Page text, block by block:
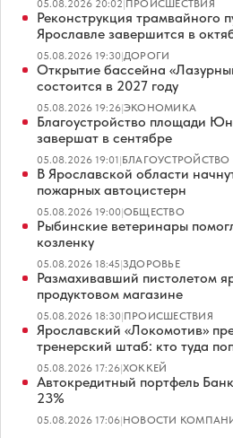
05.08.2026 20:02 ПРОИСШЕСТВИЯ
Реконструкция трамвайного
Ярославле завершится в
05.08.2026 19:30|ДОРОГИ
Открытие бассейна
состоится в 2027 году
05.08.2026 19:26|ЭКОНОМИКА
Благоустройство площади
завершат в сентябре
05.08.2026 19:01|БЛАГОУСТРОЙСТВО
В Ярославской области
пожарных автоцистерн
05.08.2026 19:00|ОБЩЕСТВО
Рыбинские ветеринары
козленку
05.08.2026 18:45|ЗДОРОВЬЕ
Размахивавший пистолетом
продуктовом магазине
05.08.2026 18:30|ПРОИСШЕСТВИЯ
Ярославский «Локомотив»
тренерский штаб: кто туда
05.08.2026 17:26|ХОККЕЙ
Автокредитный портфель
23%
05.08.2026 17:06|НОВОСТИ